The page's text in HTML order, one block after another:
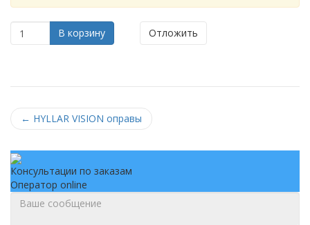
В корзину Отложить
← HYLLAR VISION оправы
Консультации по заказам
Оператор online